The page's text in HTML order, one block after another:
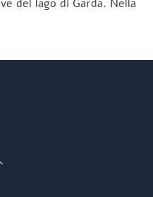
del lago di Garda. Nella